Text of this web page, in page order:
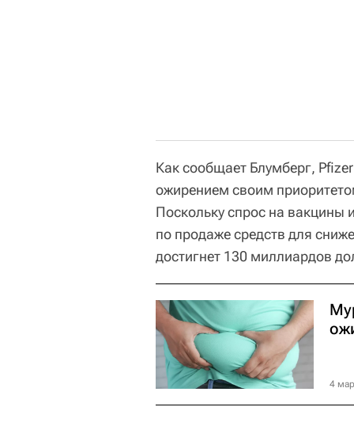
Как сообщает Блумберг,
ожирением своим
Поскольку спрос на вакцины
по продаже средств для
достигнет 130 миллиардов
4